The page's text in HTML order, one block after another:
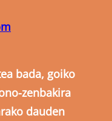
bada, goiko
zenbakira
dauden